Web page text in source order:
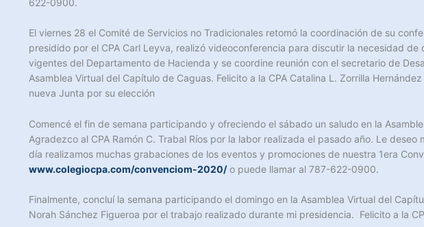
622-0900.
El viernes 28 el Comité de Servicios no Tradicionales retomó la coordinación de su
presidido por el CPA Carl Leyva, realizó videoconferencia para discutir la necesidad
vigentes del Departamento de Hacienda y se coordine reunión con el secretario de
Asamblea Virtual del Capítulo de Caguas. Felicito a la CPA Catalina L. Zorrilla
nueva Junta por su elección
Comencé el fin de semana participando y ofreciendo el sábado un saludo en la
Agradezco al CPA Ramón C. Trabal Ríos por la labor realizada el pasado año. Le
día realizamos muchas grabaciones de los eventos y promociones de nuestra 1era
www.colegiocpa.com/convenciom-2020/o puede llamar al 787-622-0900.
Finalmente, concluí la semana participando el domingo en la Asamblea Virtual del
Norah Sánchez Figueroa por el trabajo realizado durante mi presidencia. Felicito a la